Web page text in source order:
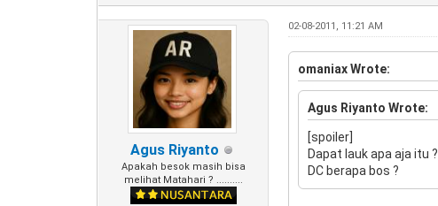
Agus Riyanto
Apakah besok masih bisa
melihat Matahari ? ..........
02-08-2011, 11:21 AM
omaniax Wrote:
Agus Riyanto Wrote:
[spoiler]
Dapat lauk apa aja itu ?
DC berapa bos ?